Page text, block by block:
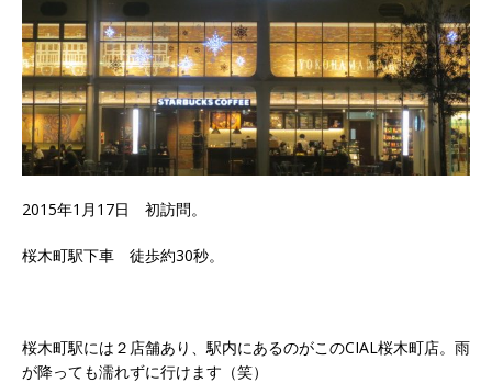
2015年1月17日 初訪問。
桜木町駅下車 徒歩約30秒。
桜木町駅には２店舗あり、駅内にあるのがこのCIAL桜木町店。雨
が降っても濡れずに行けます（笑）